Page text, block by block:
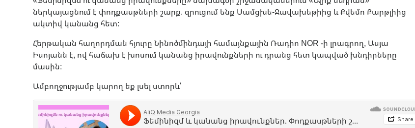
ներկայացնում է փոդքասթների շարք. զրուցում ենք Սամցխե-Ջավախեթիից և Քվեմո Քարթլիից
ակտիվ կանանց հետ:
Հերթական հաղորդման հյուրը Նինոծմինդայի համայնքային Ռադիո NOR -ի լրագրող, Ասյա
Իսոյանն է, ով հաճախ է խոսում կանանց իրավունքների ու դրանց հետ կապված խնդիրները
մասին:
Ամբողջությամբ կարող եք լսել ստորև՝